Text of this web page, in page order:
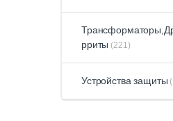
рриты (221)
Устройства защиты